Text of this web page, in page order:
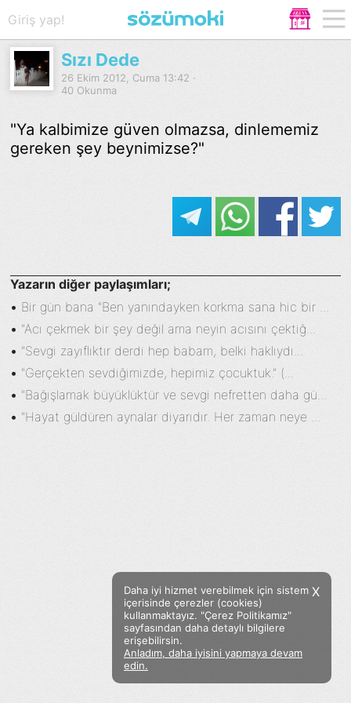
Facebook Twitter Instagram
Sözümoki © 2020 - V.8
Giriş yap!
Sızı Dede
26 Ekim 2012, Cuma 13:42 ·
40 Okunma
"Ya kalbimize güven olmazsa, dinlememiz
gereken şey beynimizse?"
Yazarın diğer paylaşımları;
• Bir gün bana "Ben yanındayken korkma sana hic bir ...
• "Acı çekmek bir şey değil ama neyin acısını çektiğ...
• "Sevgi zayıflıktır derdi hep babam, belki haklıydı...
• "Gerçekten sevdiğimizde, hepimiz çocuktuk." (...
• "Bağışlamak büyüklüktür ve sevgi nefretten daha gü...
• "Hayat güldüren aynalar diyarıdır. Her zaman neye ...
X
Daha iyi hizmet verebilmek için sistem
içerisinde çerezler (cookies)
kullanmaktayız. "Çerez Politikamız"
sayfasından daha detaylı bilgilere
erişebilirsin.
Anladım, daha iyisini yapmaya devam
edin.